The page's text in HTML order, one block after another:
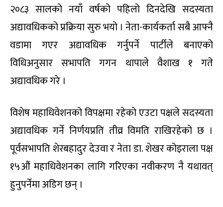
२०८३ सालको नयाँ वर्षको पहिलो दिनदेखि सदस्यता
अद्यावधिकको प्रक्रिया सुरु भयो । नेता-कार्यकर्ता सबै आफ्नै
वडामा गएर अद्यावधिक गर्नुपर्ने पार्टीले बनाएको
विधिअनुसार सभापति गगन थापाले वैशाख १ गते
अद्यावधिक गरे ।
विशेष महाधिवेशनको विपक्षमा रहेको एउटा पक्षले सदस्यता
अद्यावधिक गर्ने निर्णयप्रति तीव्र विमति राखिरहेको छ ।
पूर्वसभापति शेरबहादुर देउवा र नेता डा. शेखर कोइराला पक्ष
१५औं महाधिवेशनका लागि गरिएका नवीकरण नै यथावत्
हुनुपर्नेमा अडिग छन् ।